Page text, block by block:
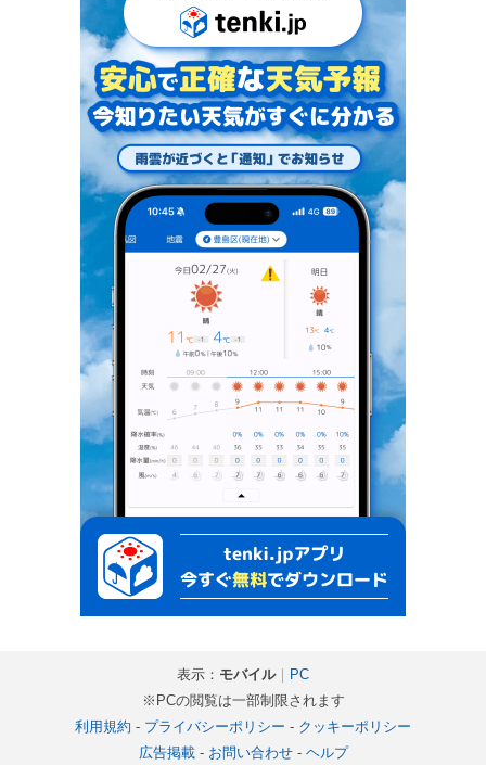
表示： モバイル｜ PC
※PCの閲覧は一部制限されます
利用規約 - プライバシーポリシー - クッキーポリシー
広告掲載- お問い合わせ- ヘルプ